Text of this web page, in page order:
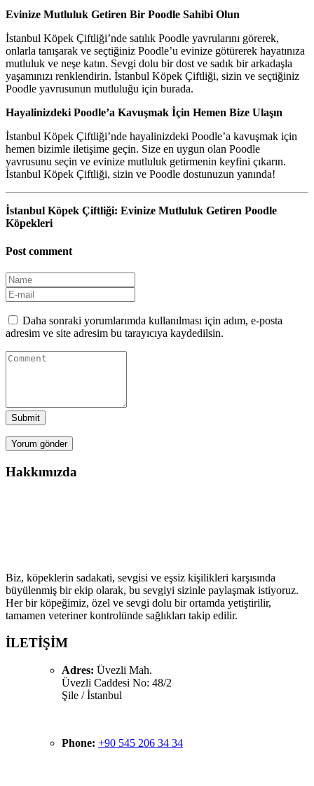
Evinize Mutluluk Getiren Bir Poodle Sahibi Olun
İstanbul Köpek Çiftliği’nde satılık Poodle yavrularını görerek,
onlarla tanışarak ve seçtiğiniz Poodle’u evinize götürerek hayatınıza
mutluluk ve neşe katın. Sevgi dolu bir dost ve sadık bir arkadaşla
yaşamınızı renklendirin. İstanbul Köpek Çiftliği, sizin ve seçtiğiniz
Poodle yavrusunun mutluluğu için burada.
Hayalinizdeki Poodle’a Kavuşmak İçin Hemen Bize Ulaşın
İstanbul Köpek Çiftliği’nde hayalinizdeki Poodle’a kavuşmak için
hemen bizimle iletişime geçin. Size en uygun olan Poodle
yavrusunu seçin ve evinize mutluluk getirmenin keyfini çıkarın.
İstanbul Köpek Çiftliği, sizin ve Poodle dostunuzun yanında!
İstanbul Köpek Çiftliği: Evinize Mutluluk Getiren Poodle
Köpekleri
Post comment
Daha sonraki yorumlarımda kullanılması için adım, e-posta
adresim ve site adresim bu tarayıcıya kaydedilsin.
Submit
Hakkımızda
Biz, köpeklerin sadakati, sevgisi ve eşsiz kişilikleri karşısında
büyülenmiş bir ekip olarak, bu sevgiyi sizinle paylaşmak istiyoruz.
Her bir köpeğimiz, özel ve sevgi dolu bir ortamda yetiştirilir,
tamamen veteriner kontrolünde sağlıkları takip edilir.
İLETİŞİM
Adres: Üvezli Mah.
Üvezli Caddesi No: 48/2
Şile / İstanbul
Phone: +90 545 206 34 34